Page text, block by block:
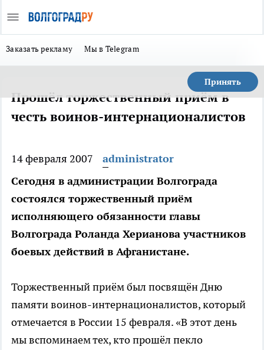
Заказать рекламу Мы в Telegram
Принять
Прошёл торжественный приём в
честь воинов-интернационалистов
14 февраля 2007
administrator
Сегодня в администрации Волгограда
состоялся торжественный приём
исполняющего обязанности главы
Волгограда Роланда Херианова участников
боевых действий в Афганистане.
Торжественный приём был посвящён Дню
памяти воинов-интернационалистов, который
отмечается в России 15 февраля. «В этот день
мы вспоминаем тех, кто прошёл пекло